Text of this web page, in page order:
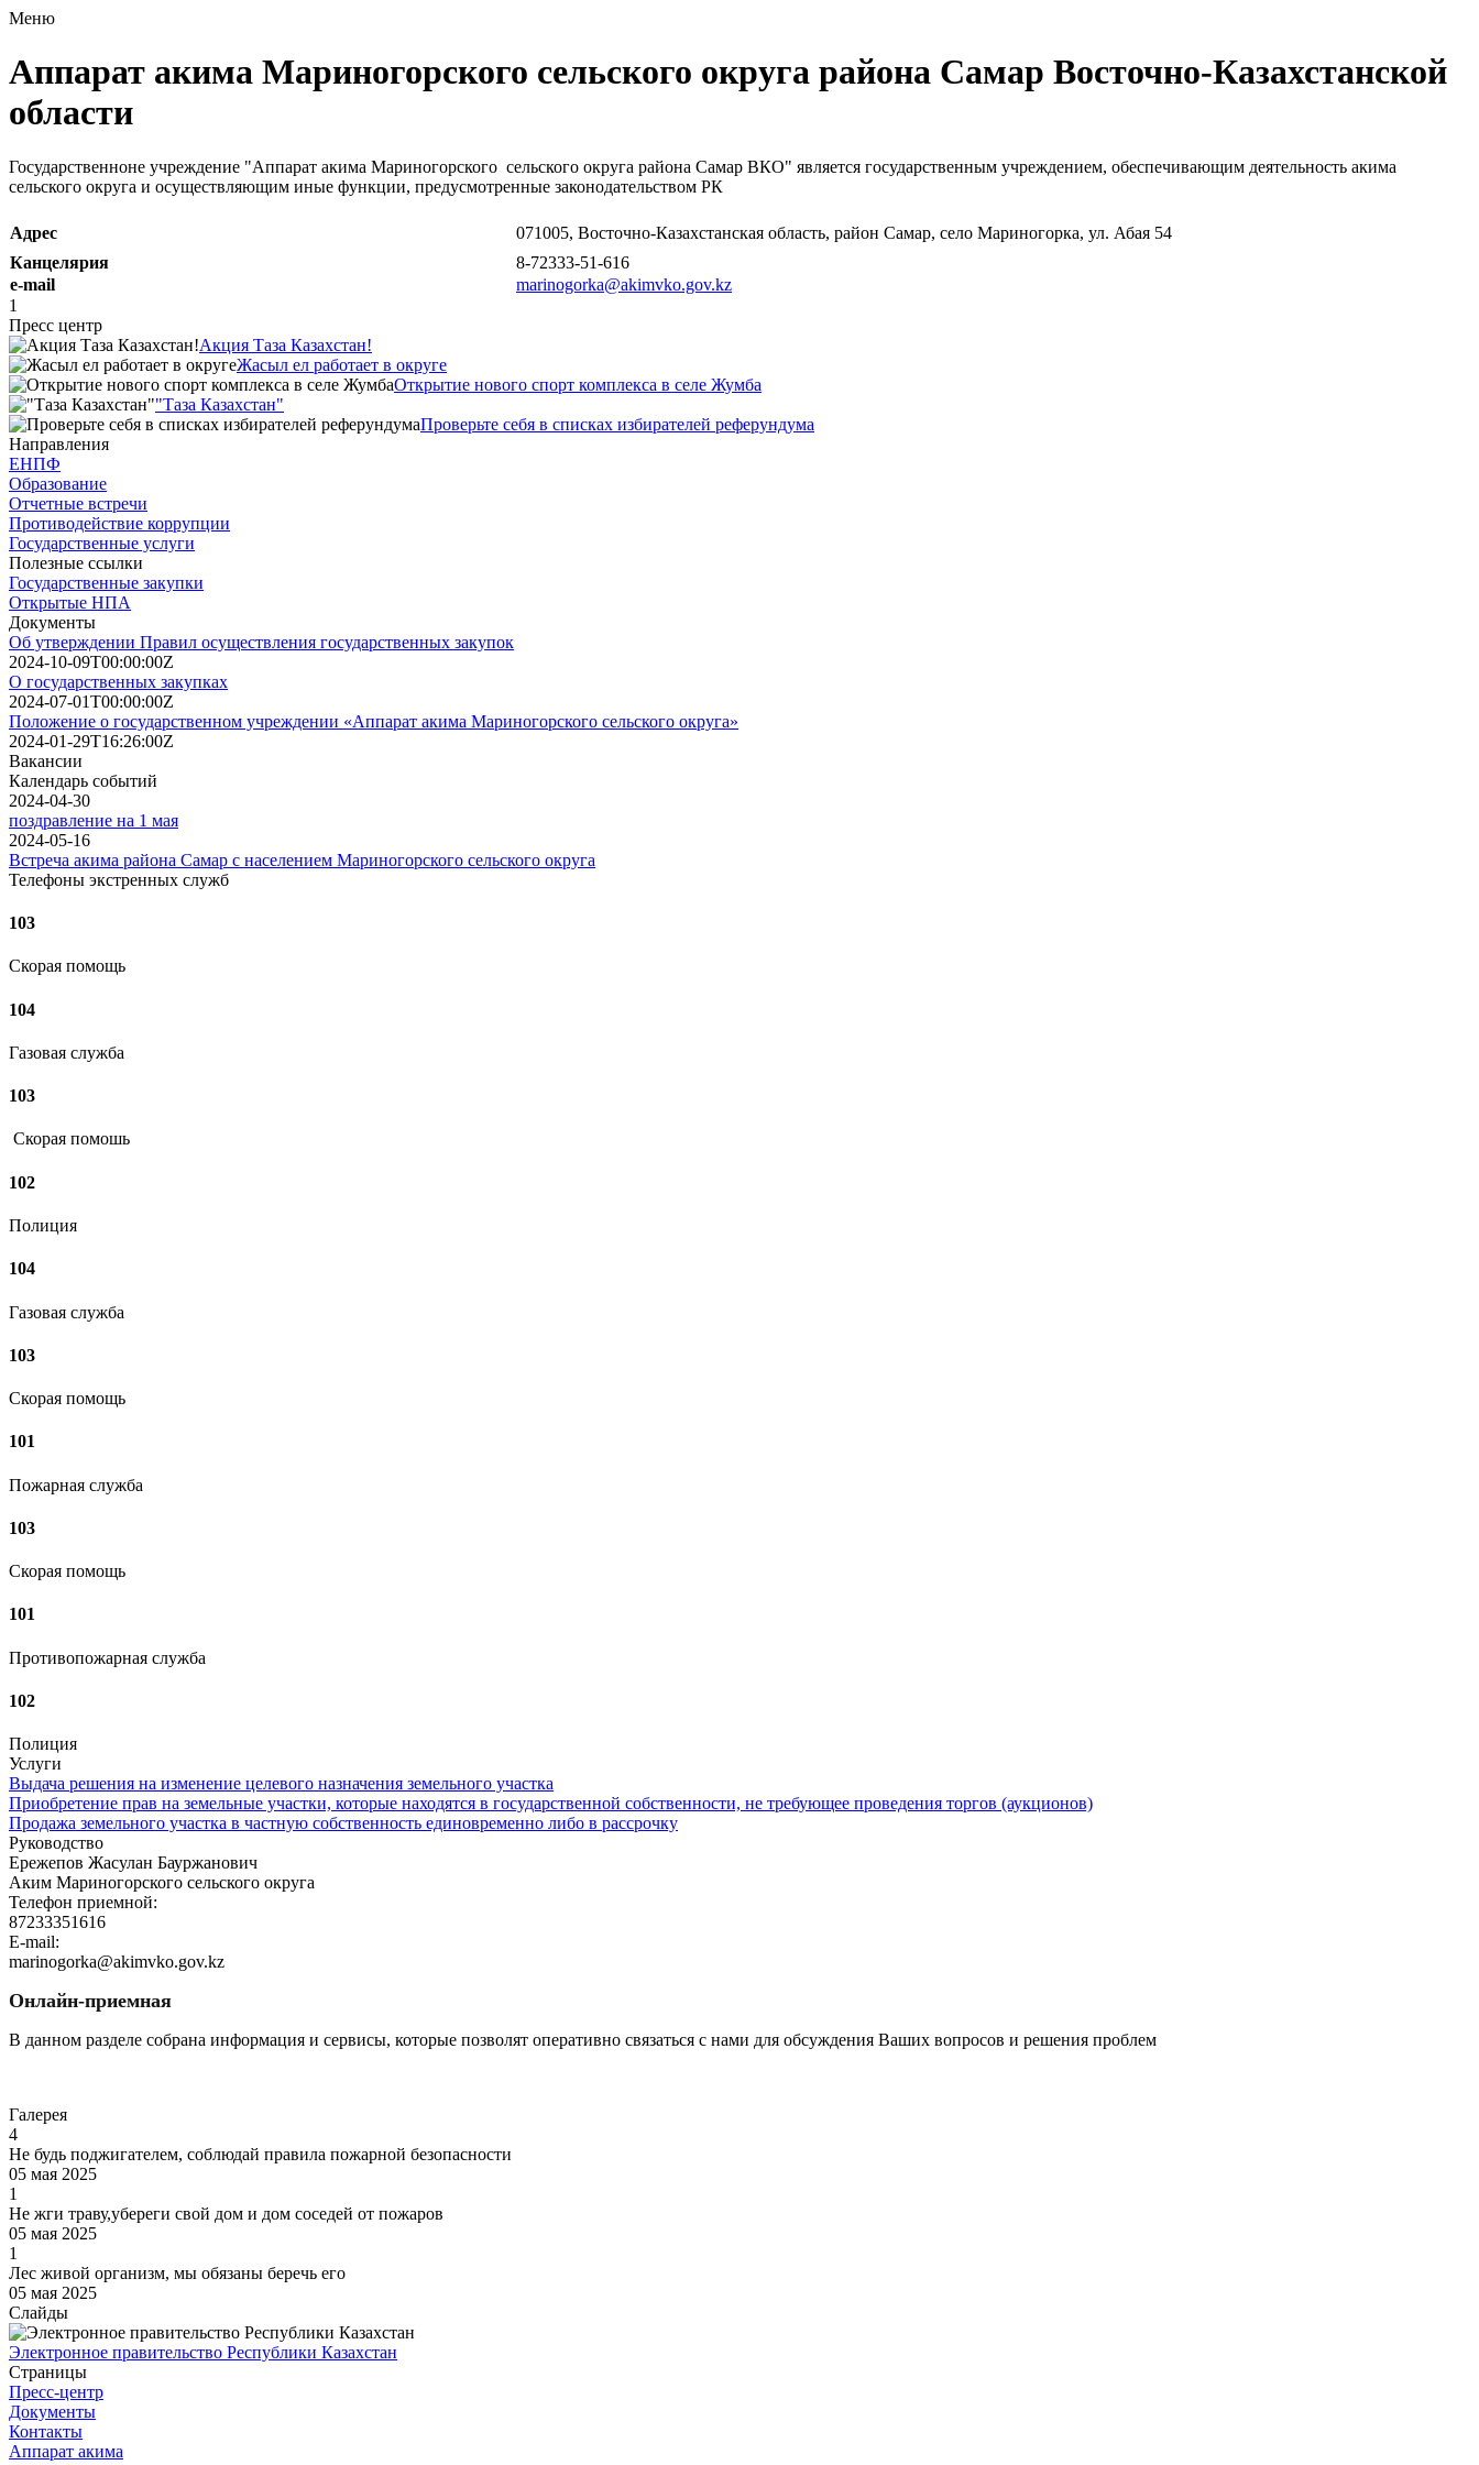
Меню
Аппарат акима Мариногорского сельского округа района Самар Восточно-Казахстанской
области
Государственноне учреждение "Аппарат акима Мариногорского сельского округа района Самар ВКО" является государственным учреждением, обеспечивающим деятельность акима
сельского округа и осуществляющим иные функции, предусмотренные законодательством РК
Адрес 071005, Восточно-Казахстанская область, район Самар, село Мариногорка, ул. Абая 54
Канцелярия
8-72333-51-616
e-mail
marinogorka@akimvko.gov.kz
1
Пресс центр
Акция Таза Казахстан!
Жасыл ел работает в округе
Открытие нового спорт комплекса в селе Жумба
"Таза Казахстан"
Проверьте себя в списках избирателей реферундума
Направления
ЕНПФ
Образование
Отчетные встречи
Противодействие коррупции
Государственные услуги
Полезные ссылки
Государственные закупки
Открытые НПА
Документы
Об утверждении Правил осуществления государственных закупок
2024-10-09T00:00:00Z
О государственных закупках
2024-07-01T00:00:00Z
Положение о государственном учреждении «Аппарат акима Мариногорского сельского округа»
2024-01-29T16:26:00Z
Вакансии
Календарь событий
2024-04-30
поздравление на 1 мая
2024-05-16
Встреча акима района Самар с населением Мариногорского сельского округа
Телефоны экстренных служб
103
Скорая помощь
104
Газовая служба
103
Скорая помошь
102
Полиция
104
Газовая служба
103
Скорая помощь
101
Пожарная служба
103
Скорая помощь
101
Противопожарная служба
102
Полиция
Услуги
Выдача решения на изменение целевого назначения земельного участка
Приобретение прав на земельные участки, которые находятся в государственной собственности, не требующее проведения торгов (аукционов)
Продажа земельного участка в частную собственность единовременно либо в рассрочку
Руководство
Ережепов Жасулан Бауржанович
Аким Мариногорского сельского округа
Телефон приемной:
87233351616
E-mail:
marinogorka@akimvko.gov.kz
Онлайн-приемная
В данном разделе собрана информация и сервисы, которые позволят оперативно связаться с нами для обсуждения Ваших вопросов и решения проблем
Галерея
4
Не будь поджигателем, соблюдай правила пожарной безопасности
05 мая 2025
1
Не жги траву,убереги свой дом и дом соседей от пожаров
05 мая 2025
1
Лес живой организм, мы обязаны беречь его
05 мая 2025
Слайды
Электронное правительство Республики Казахстан
Страницы
Пресс-центр
Документы
Контакты
Аппарат акима